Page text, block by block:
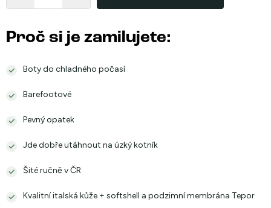
Proč si je zamilujete:
Boty do chladného počasí
Barefootové
Pevný opatek
Jde dobře utáhnout na úzký kotník
Šité ručně v ČR
Kvalitní italská kůže + softshell a podzimní membrána Tepor